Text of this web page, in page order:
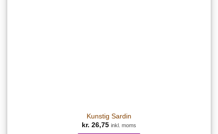
Kunstig Sardin
kr. 26,75 inkl. moms